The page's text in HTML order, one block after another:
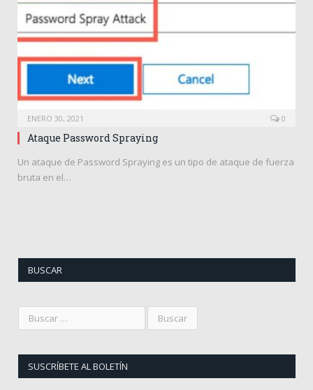
ENERO 30, 2021 0
Ataque Password Spraying
Un ataque de Password Spraying es un tipo de ataque de fuerza
bruta en el…
BUSCAR
SUSCRÍBETE AL BOLETÍN